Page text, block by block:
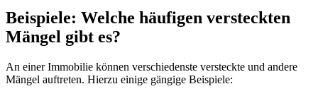
Beispiele: Welche häufigen versteckten
Mängel gibt es?
An einer Immobilie können verschiedenste versteckte und andere
Mängel auftreten. Hierzu einige gängige Beispiele: